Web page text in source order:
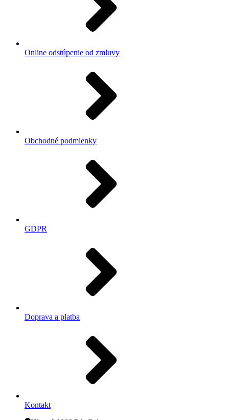
Online odstúpenie od zmluvy
Obchodné podmienky
GDPR
Doprava a platba
Kontakt